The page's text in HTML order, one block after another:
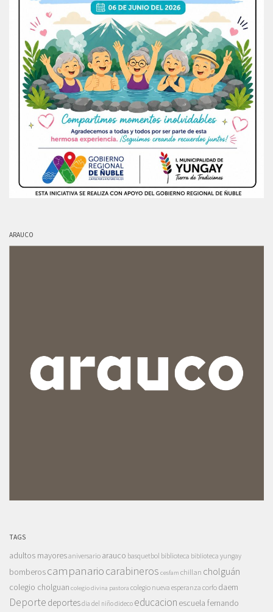
ARAUCO
TAGS
adultos mayoresaniversario arauco basquetbol biblioteca biblioteca yungay
bomberoscampanariocarabineros cesfam chillan cholguán
colegio cholguan colegio divina pastora colegio nueva esperanza corfo daem
Deporte deportesdia del niñodideco educacion escuela fernando